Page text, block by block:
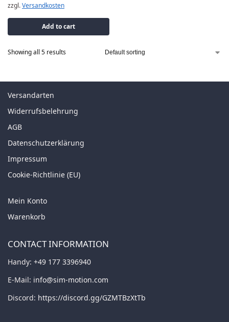
zzgl.Versandkosten
Add to cart
Showing all 5 results
Versandarten
Widerrufsbelehrung
AGB
Datenschutzerklärung
Impressum
Cookie-Richtlinie (EU)
Mein Konto
Warenkorb
CONTACT INFORMATION
Handy: +49 177 3396940
E-Mail: info@sim-motion.com
Discord: https://discord.gg/GZMTBzXtTb